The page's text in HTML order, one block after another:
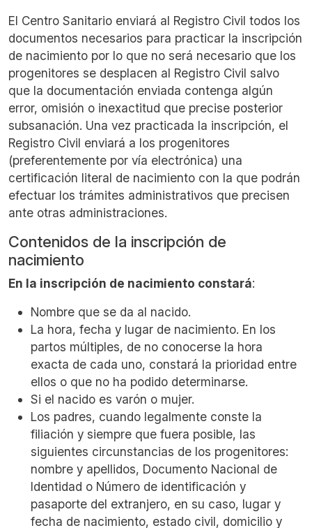
El Centro Sanitario enviará al Registro Civil todos los
documentos necesarios para practicar la inscripción
de nacimiento por lo que no será necesario que los
progenitores se desplacen al Registro Civil salvo
que la documentación enviada contenga algún
error, omisión o inexactitud que precise posterior
subsanación. Una vez practicada la inscripción, el
Registro Civil enviará a los progenitores
(preferentemente por vía electrónica) una
certificación literal de nacimiento con la que podrán
efectuar los trámites administrativos que precisen
ante otras administraciones.
Contenidos de la inscripción de
nacimiento
En la inscripción de nacimiento constará:
Nombre que se da al nacido.
La hora, fecha y lugar de nacimiento. En los
partos múltiples, de no conocerse la hora
exacta de cada uno, constará la prioridad entre
ellos o que no ha podido determinarse.
Si el nacido es varón o mujer.
Los padres, cuando legalmente conste la
filiación y siempre que fuera posible, las
siguientes circunstancias de los progenitores:
nombre y apellidos, Documento Nacional de
Identidad o Número de identificación y
pasaporte del extranjero, en su caso, lugar y
fecha de nacimiento, estado civil, domicilio y